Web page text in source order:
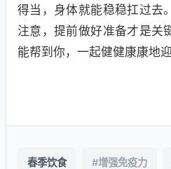
得当，身体就能稳稳扛过去
注意，提前做好准备才是关
能帮到你，一起健健康康地
春季饮食 #增强免疫力